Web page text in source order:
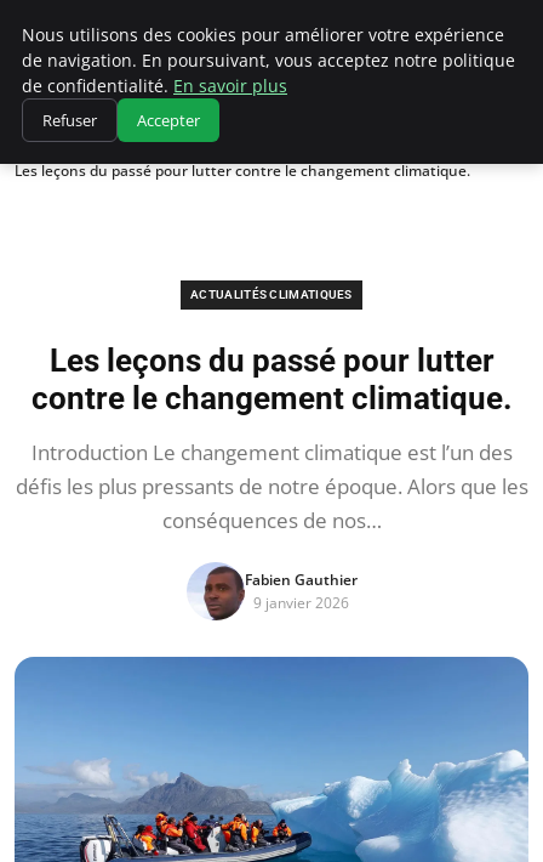
Climatedebtagents
Accueil
Actualités Climatiques
Les leçons du passé pour lutter contre le changement climatique.
ACTUALITÉS CLIMATIQUES
Les leçons du passé pour lutter
contre le changement climatique.
Introduction Le changement climatique est l’un des
défis les plus pressants de notre époque. Alors que les
conséquences de nos…
Fabien Gauthier
9 janvier 2026
Nous utilisons des cookies pour améliorer votre expérience
de navigation. En poursuivant, vous acceptez notre politique
de confidentialité. En savoir plus
Refuser Accepter